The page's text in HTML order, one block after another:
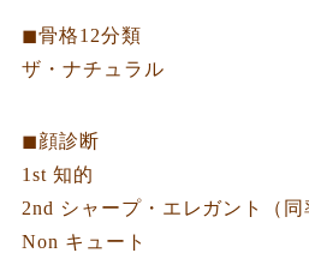
◼︎骨格12分類
ザ・ナチュラル
◼︎顔診断
1st 知的
2nd シャープ・エレガント（同
Non キュート